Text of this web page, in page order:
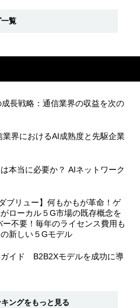
覧
長戦略：通信業界の収益を次の
業界におけるAI成熟度と先駆企業
本当に必要か？ AIネットワーク
ブリュー】何もかもが革命！ゲ
ローカル５G市場の既存概念を
不要！毎年のライセンス費用も
新しい５Gモデル
イド B2B2Xモデルを成功に導
ングをもっと見る